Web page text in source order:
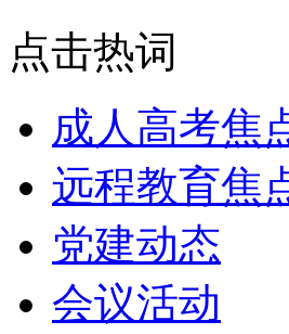
点击热词
成人高考焦
远程教育焦
党建动态
会议活动